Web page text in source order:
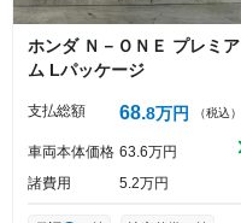
ホンダ Ｎ－ＯＮＥ プレミア
ム Lパッケージ
支払総額 68 8万円 （税込）
車両本体価格 63 6万円
諸費用
5 2万円